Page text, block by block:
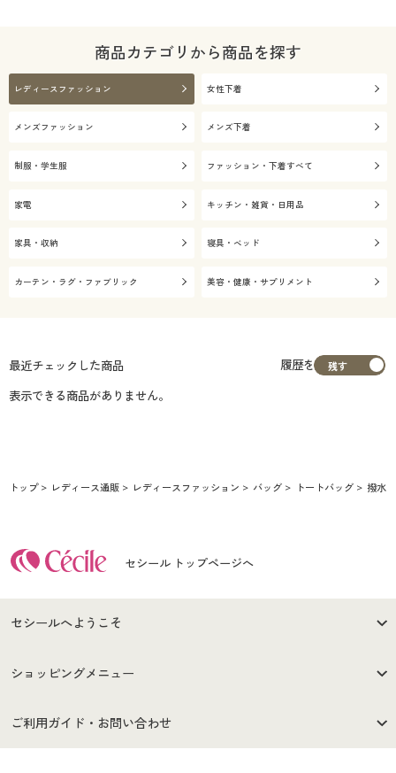
商品カテゴリから商品を探す
レディースファッション 女性下着
メンズファッション メンズ下着
制服・学生服 ファッション・下着すべて
家電 キッチン・雑貨・日用品
家具・収納 寝具・ベッド
カーテン・ラグ・ファブリック 美容・健康・サプリメント
最近チェックした商品
履歴を
表示できる商品がありません。
トップ レディース通販 レディースファッション バッグ トートバッグ 撥水
セシール トップページへ
セシールへようこそ
はじめての方へ
セシールご利用規約
ショッピングメニュー
商品カテゴリ
ご利用ガイド・お問い合わせ